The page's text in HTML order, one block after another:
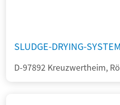
SLUDGE-DRYING-
D-97892 Kreuzwertheim,